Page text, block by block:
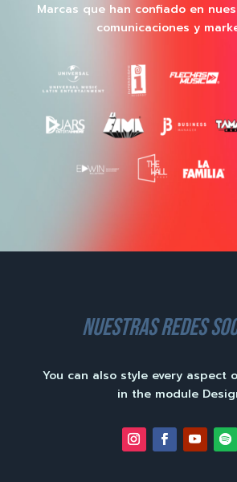
Marcas que han confiado en
comunicaciones y
nuestras redes
You can also style every aspect
in the module